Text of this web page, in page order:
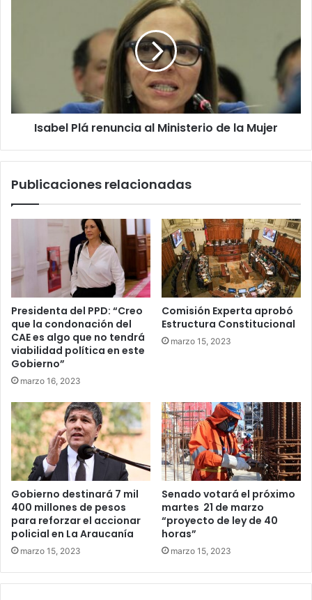
Isabel Plá renuncia al Ministerio de la Mujer
Publicaciones relacionadas
Presidenta del PPD: “Creo
que la condonación del
CAE es algo que no tendrá
viabilidad política en este
Gobierno”
marzo 16, 2023
Comisión Experta aprobó
Estructura Constitucional
marzo 15, 2023
Gobierno destinará 7 mil
400 millones de pesos
para reforzar el accionar
policial en La Araucanía
marzo 15, 2023
Senado votará el próximo
martes 21 de marzo
“proyecto de ley de 40
horas”
marzo 15, 2023